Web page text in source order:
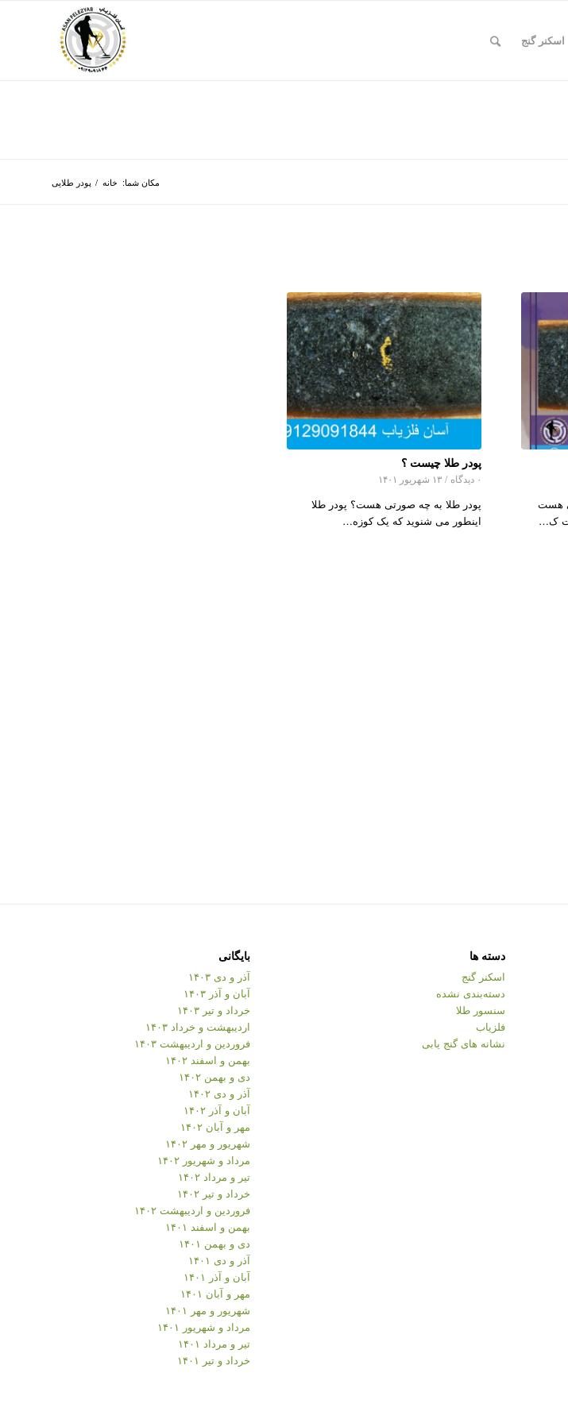
اسکنر گنج
مکان شما: خانه / پودر طلایی
هست
ک…
پودر طلا چیست ؟
۰ دیدگاه / ۱۳ شهریور ۱۴۰۱
پودر طلا به چه صورتی هست؟ پودر طلا
اینطور می شنوید که یک کوزه…
دسته ها
اسکنر گنج
دسته‌بندی نشده
سنسور طلا
فلزیاب
نشانه های گنج یابی
بایگانی
آذر و دی ۱۴۰۳
آبان و آذر ۱۴۰۳
خرداد و تیر ۱۴۰۳
اردیبهشت و خرداد ۱۴۰۳
فروردین و اردیبهشت ۱۴۰۳
بهمن و اسفند ۱۴۰۲
دی و بهمن ۱۴۰۲
آذر و دی ۱۴۰۲
آبان و آذر ۱۴۰۲
مهر و آبان ۱۴۰۲
شهریور و مهر ۱۴۰۲
مرداد و شهریور ۱۴۰۲
تیر و مرداد ۱۴۰۲
خرداد و تیر ۱۴۰۲
فروردین و اردیبهشت ۱۴۰۲
بهمن و اسفند ۱۴۰۱
دی و بهمن ۱۴۰۱
آذر و دی ۱۴۰۱
آبان و آذر ۱۴۰۱
مهر و آبان ۱۴۰۱
شهریور و مهر ۱۴۰۱
مرداد و شهریور ۱۴۰۱
تیر و مرداد ۱۴۰۱
خرداد و تیر ۱۴۰۱